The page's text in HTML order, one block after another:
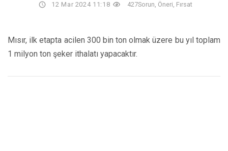
12 Mar 2024 11:18 427Sorun, Öneri, Fırsat
Mısır, ilk etapta acilen 300 bin ton olmak üzere bu yıl toplam
1 milyon ton şeker ithalatı yapacaktır.